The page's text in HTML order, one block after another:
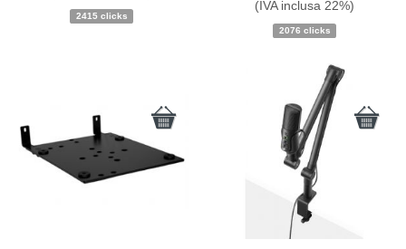
2415 clicks
Disponibilità:Ordinabile
(IVA inclusa 22%)
2076 clicks